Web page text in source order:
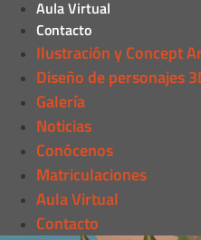
Aula Virtual
Contacto
Ilustración y Concept
Diseño de personajes
Galería
Noticias
Conócenos
Matriculaciones
Aula Virtual
Contacto